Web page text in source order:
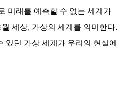
미래를 예측할 수 없는 세계가
월 세상, 가상의 세계를 의미한다.
있던 가상 세계가 우리의 현실에